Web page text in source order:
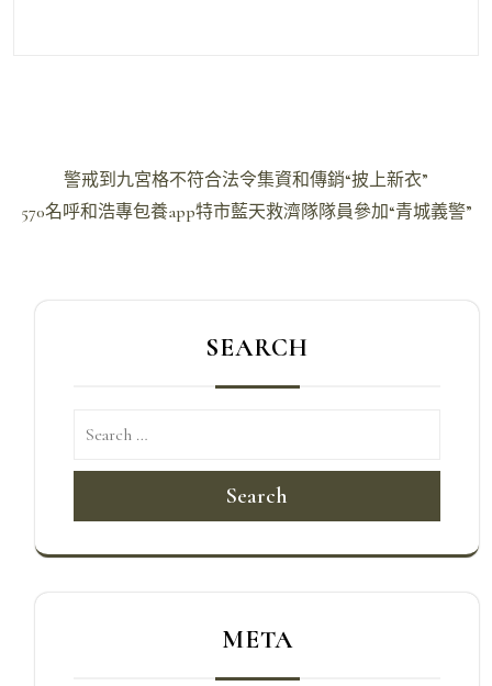
章
警戒到九宮格不符合法令集資和傳銷“披上新衣”
570名呼和浩專包養app特市藍天救濟隊隊員參加“青城義警”
SEARCH
Search
META